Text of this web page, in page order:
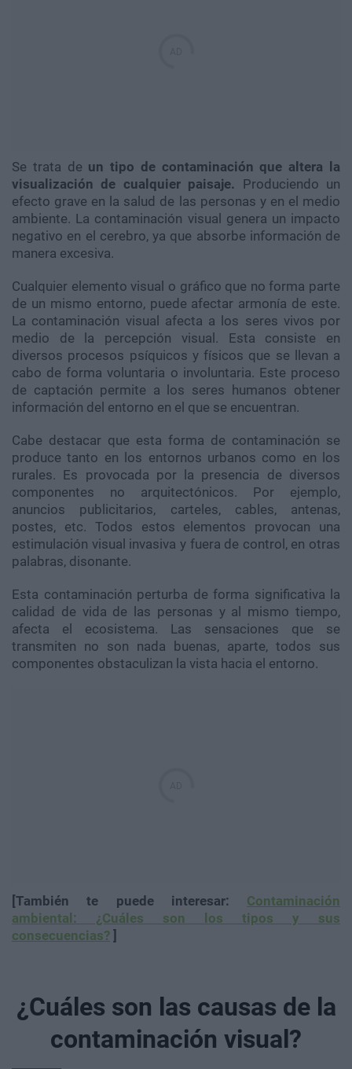
Se trata de un tipo de contaminación que altera la
visualización de cualquier paisaje. Produciendo un
efecto grave en la salud de las personas y en el medio
ambiente. La contaminación visual genera un impacto
negativo en el cerebro, ya que absorbe información de
manera excesiva.
Cualquier elemento visual o gráfico que no forma parte
de un mismo entorno, puede afectar armonía de este.
La contaminación visual afecta a los seres vivos por
medio de la percepción visual. Esta consiste en
diversos procesos psíquicos y físicos que se llevan a
cabo de forma voluntaria o involuntaria. Este proceso
de captación permite a los seres humanos obtener
información del entorno en el que se encuentran.
Cabe destacar que esta forma de contaminación se
produce tanto en los entornos urbanos como en los
rurales. Es provocada por la presencia de diversos
componentes no arquitectónicos. Por ejemplo,
anuncios publicitarios, carteles, cables, antenas,
postes, etc. Todos estos elementos provocan una
estimulación visual invasiva y fuera de control, en otras
palabras, disonante.
Esta contaminación perturba de forma significativa la
calidad de vida de las personas y al mismo tiempo,
afecta el ecosistema. Las sensaciones que se
transmiten no son nada buenas, aparte, todos sus
componentes obstaculizan la vista hacia el entorno.
[También te puede interesar: Contaminación
ambiental: ¿Cuáles son los tipos y sus
consecuencias? ]
¿Cuáles son las causas de la
contaminación visual?